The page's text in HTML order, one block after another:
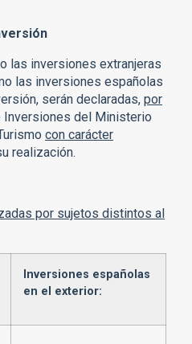
las inversiones extranjeras
las inversiones españolas
serán declaradas, por
Inversiones del Ministerio
con carácter
realización.
por sujetos distintos al
Inversiones españolas
en el exterior: